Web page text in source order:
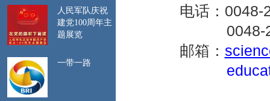
误、行程调整等情
况，及时关注签证停
留期限，注意保留相
二、
遵守波兰法
律。建议登录中国领
事服务网
人民军队庆祝
建党100周年主
题展览
一带一路
电话：0048-
0048-22-
邮箱：